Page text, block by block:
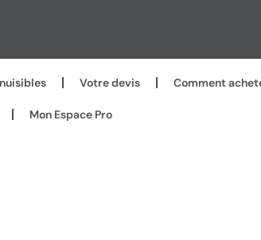
Votre devis Comment
Mon Espace Pro